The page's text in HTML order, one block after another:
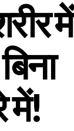
में
में!